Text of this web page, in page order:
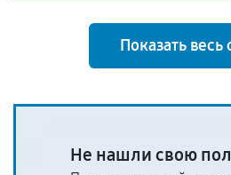
Показать весь
Не нашли свою